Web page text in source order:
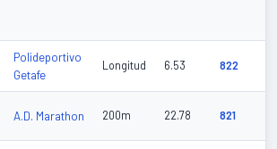
Polideportivo
Getafe
Longitud 6.53 822
A.D. Marathon 200m 22.78 821